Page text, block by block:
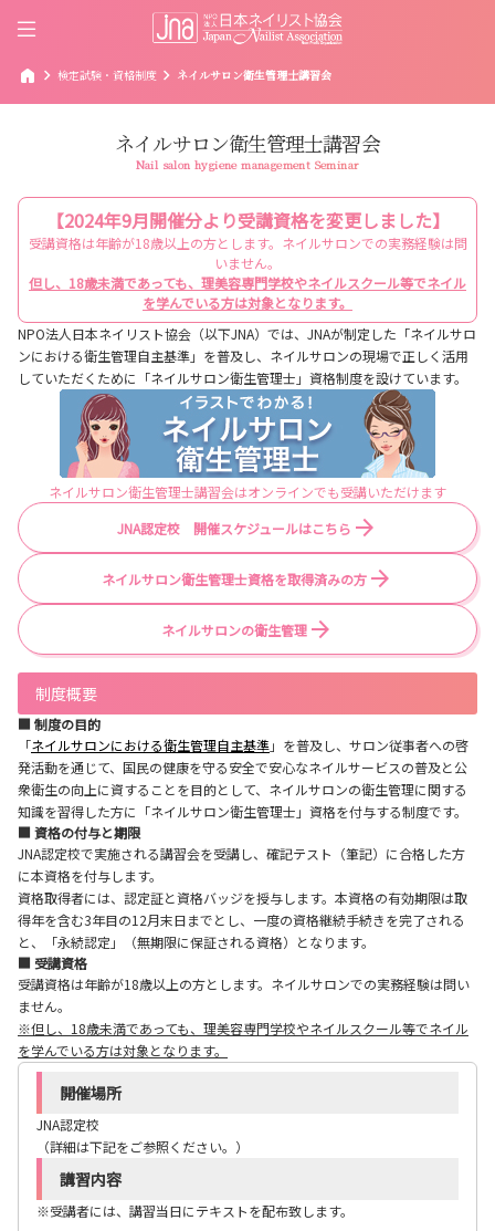
home chevron_right 検定試験・資格制度 chevron_right ネイルサロン衛生管理士講習会
ネイルサロン衛生管理士講習会
Nail salon hygiene management Seminar
【2024年9月開催分より受講資格を変更しました】
受講資格は年齢が18歳以上の方とします。ネイルサロンでの実務経験は問
いません。
但し、18歳未満であっても、理美容専門学校やネイルスクール等でネイル
を学んでいる方は対象となります。
NPO法人日本ネイリスト協会（以下JNA）では、JNAが制定した「ネイルサロ
ンにおける衛生管理自主基準」を普及し、ネイルサロンの現場で正しく活用
していただくために「ネイルサロン衛生管理士」資格制度を設けています。
ネイルサロン衛生管理士講習会はオンラインでも受講いただけます
JNA認定校 開催スケジュールはこちら
ネイルサロン衛生管理士資格を取得済みの方
ネイルサロンの衛生管理
制度概要
■ 制度の目的
「ネイルサロンにおける衛生管理自主基準」を普及し、サロン従事者への啓
発活動を通じて、国民の健康を守る安全で安心なネイルサービスの普及と公
衆衛生の向上に資することを目的として、ネイルサロンの衛生管理に関する
知識を習得した方に「ネイルサロン衛生管理士」資格を付与する制度です。
■ 資格の付与と期限
JNA認定校で実施される講習会を受講し、確記テスト（筆記）に合格した方
に本資格を付与します。
資格取得者には、認定証と資格バッジを授与します。本資格の有効期限は取
得年を含む3年目の12月末日までとし、一度の資格継続手続きを完了される
と、「永続認定」（無期限に保証される資格）となります。
■ 受講資格
受講資格は年齢が18歳以上の方とします。ネイルサロンでの実務経験は問い
ません。
※但し、18歳未満であっても、理美容専門学校やネイルスクール等でネイル
を学んでいる方は対象となります。
開催場所
JNA認定校
（詳細は下記をご参照ください。）
講習内容
※受講者には、講習当日にテキストを配布致します。